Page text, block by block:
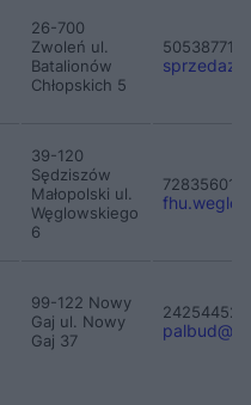
26-700
Zwoleń ul.
Batalionów
Chłopskich 5
505387714
sprzedaz
39-120
Sędziszów
Małopolski ul.
Węglowskiego
6
728356017
99-122 Nowy
Gaj ul. Nowy
Gaj 37
242544522
palbud@